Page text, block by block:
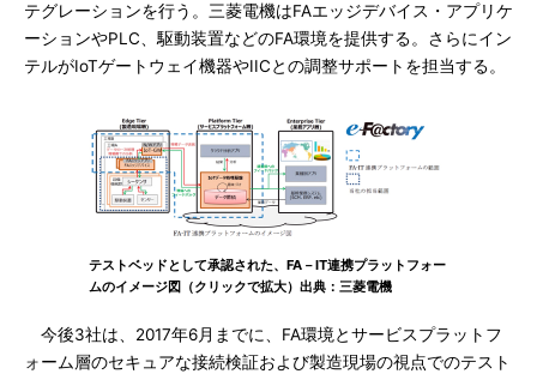
テグレーションを行う。三菱電機はFAエッジデバイス・アプリケ
ーションやPLC、駆動装置などのFA環境を提供する。さらにイン
テルがIoTゲートウェイ機器やIICとの調整サポートを担当する。
テストベッドとして承認された、FA－IT連携プラットフォー
ムのイメージ図（クリックで拡大）出典：三菱電機
今後3社は、2017年6月までに、FA環境とサービスプラットフ
ォーム層のセキュアな接続検証および製造現場の視点でのテスト